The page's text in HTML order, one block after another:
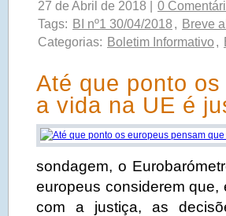
27 de Abril de 2018 |
0
Tags: BI nº1 30/04/2018 , Breve
Categorias: Boletim Informativo,
Até que ponto
a vida na UE é
sondagem, o
europeus considerem que,
com a justiça, as